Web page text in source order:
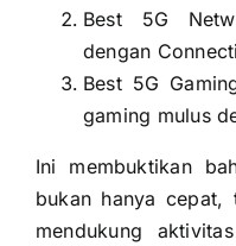
Best 5G
dengan
Best 5G
gaming mulus
Ini membuktikan
bukan hanya cepat,
mendukung